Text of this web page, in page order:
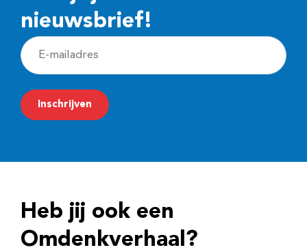
nieuwsbrief!
E
-
m
a
r
e
Inschrijven
Heb jij ook een
Omdenkverhaal?